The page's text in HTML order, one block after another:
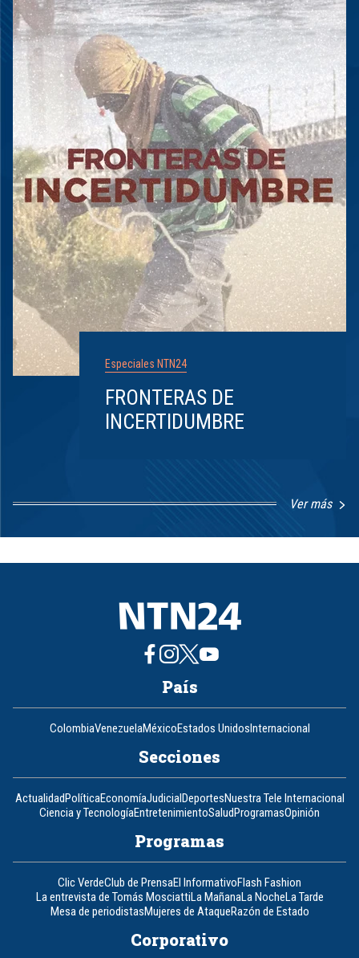
Especiales NTN24
FRONTERAS DE
INCERTIDUMBRE
Ver más
8
País
ColombiaVenezuelaMéxicoEstados UnidosInternacional
Secciones
ActualidadPolíticaEconomíaJudicialDeportesNuestra Tele Internacional
Ciencia y TecnologíaEntretenimientoSaludProgramasOpinión
Programas
Clic VerdeClub de PrensaEl InformativoFlash Fashion
La entrevista de Tomás MosciattiLa MañanaLa NocheLa Tarde
Mesa de periodistasMujeres de AtaqueRazón de Estado
Corporativo